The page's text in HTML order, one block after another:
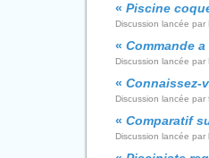
« Piscine
Discussion lancée
« Commande
Discussion lancée
« Connaissez-
Discussion lancée
« Comparatif
Discussion lancée